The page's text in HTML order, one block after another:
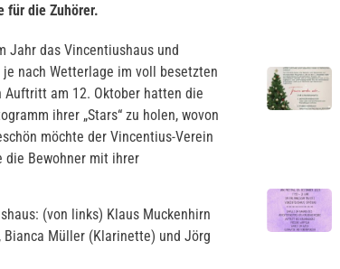
für die Zuhörer.
Jahr das Vincentiushaus und
nach Wetterlage im voll besetzten
am 12. Oktober hatten die
ihrer „Stars“ zu holen, wovon
möchte der Vincentius-Verein
die Bewohner mit ihrer
(von links) Klaus Muckenhirn
Bianca Müller (Klarinette) und Jörg